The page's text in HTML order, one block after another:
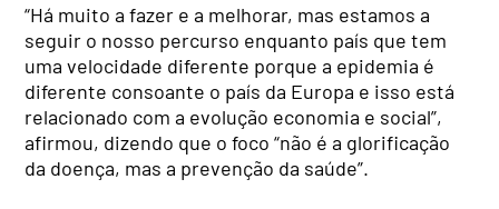
“Há muito a fazer e a melhorar, mas estamos a
seguir o nosso percurso enquanto país que tem
uma velocidade diferente porque a epidemia é
diferente consoante o país da Europa e isso está
relacionado com a evolução economia e social”,
afirmou, dizendo que o foco “não é a glorificação
da doença, mas a prevenção da saúde”.